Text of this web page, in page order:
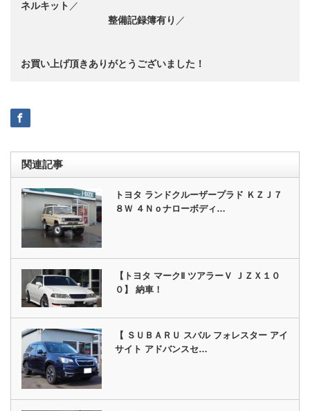
ネルキット ／
整備記録簿有り ／
お買い上げ頂きありがとうございました！
関連記事
トヨタ ランドクルーザープラド ＫＺＪ７
８Ｗ ４Ｎｏナローボディ…
【トヨタ マークⅡ ツアラーＶ ＪＺＸ１０
０】 納車！
【 ＳＵＢＡＲＵ スバル フォレスター アイ
サイト アドバンスセ…